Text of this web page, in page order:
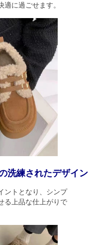
に過ごせます。
洗練されたデザイン
ントとなり、シンプ
る上品な仕上がりで